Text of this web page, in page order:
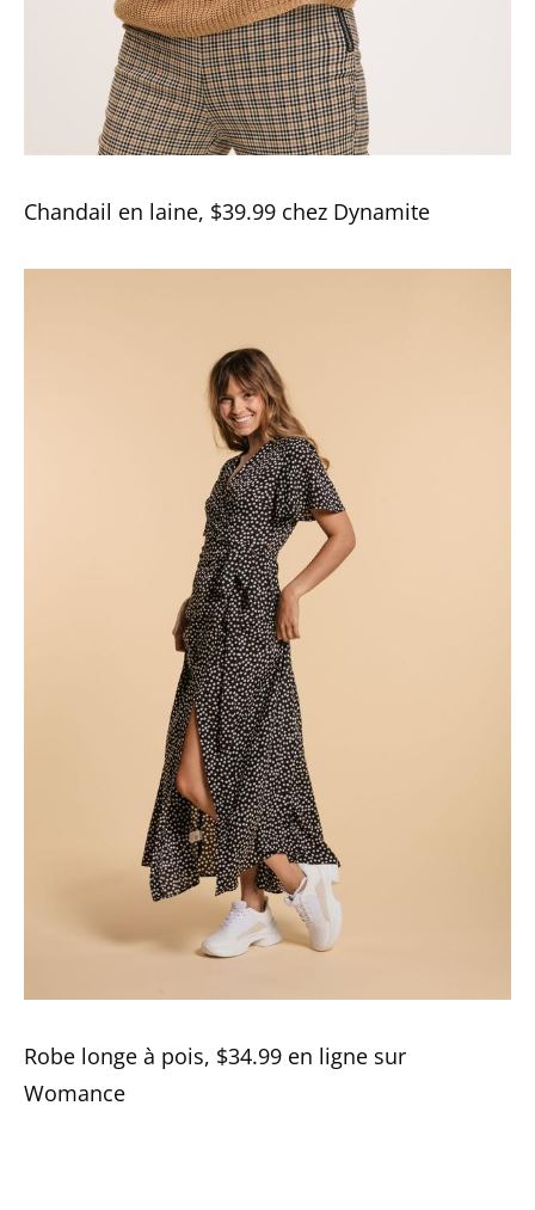
Chandail en laine, $39.99 chez Dynamite
Robe longe à pois, $34.99 en ligne sur
Womance